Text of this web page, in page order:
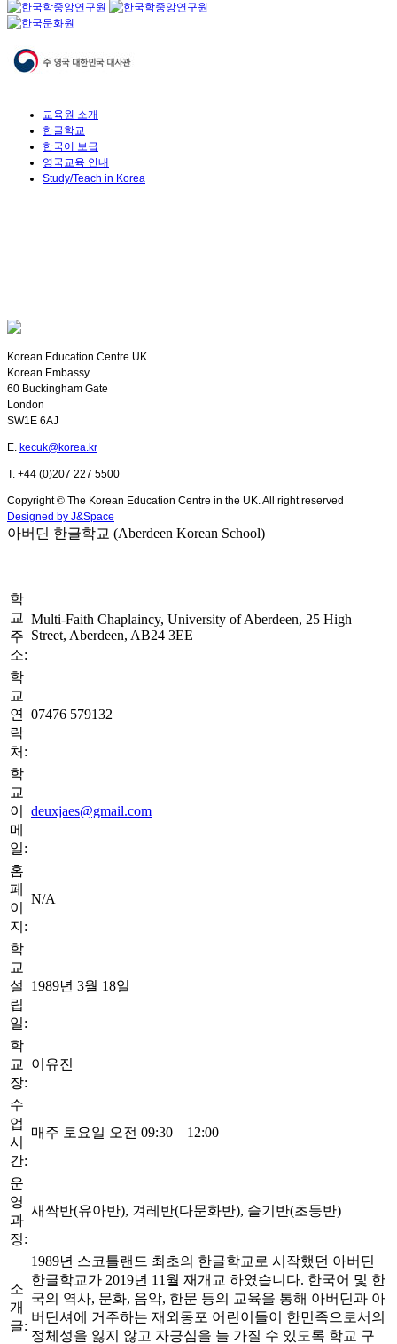
교육원 소개
한글학교
한국어 보급
영국교육 안내
Study/Teach in Korea
Korean Education Centre UK
Korean Embassy
60 Buckingham Gate
London
SW1E 6AJ
E. kecuk@korea.kr
T. +44 (0)207 227 5500
Copyright © The Korean Education Centre in the UK. All right reserved
Designed by J&Space
아버딘 한글학교 (Aberdeen Korean School)
학
교
주
소:
Multi-Faith Chaplaincy, University of Aberdeen, 25 High
Street, Aberdeen, AB24 3EE
학
교
연
락
처:
07476 579132
학
교
이
메
일:
deuxjaes@gmail.com
홈
페
이
지:
N/A
학
교
설
립
일:
1989년 3월 18일
학
교
장:
이유진
수
업
시
간:
매주 토요일 오전 09:30 – 12:00
운
영
과
정:
새싹반(유아반), 겨레반(다문화반), 슬기반(초등반)
소
개
글:
1989년 스코틀랜드 최초의 한글학교로 시작했던 아버딘
한글학교가 2019년 11월 재개교 하였습니다. 한국어 및 한
국의 역사, 문화, 음악, 한문 등의 교육을 통해 아버딘과 아
버딘셔에 거주하는 재외동포 어린이들이 한민족으로서의
정체성을 잃지 않고 자긍심을 늘 가질 수 있도록 학교 구